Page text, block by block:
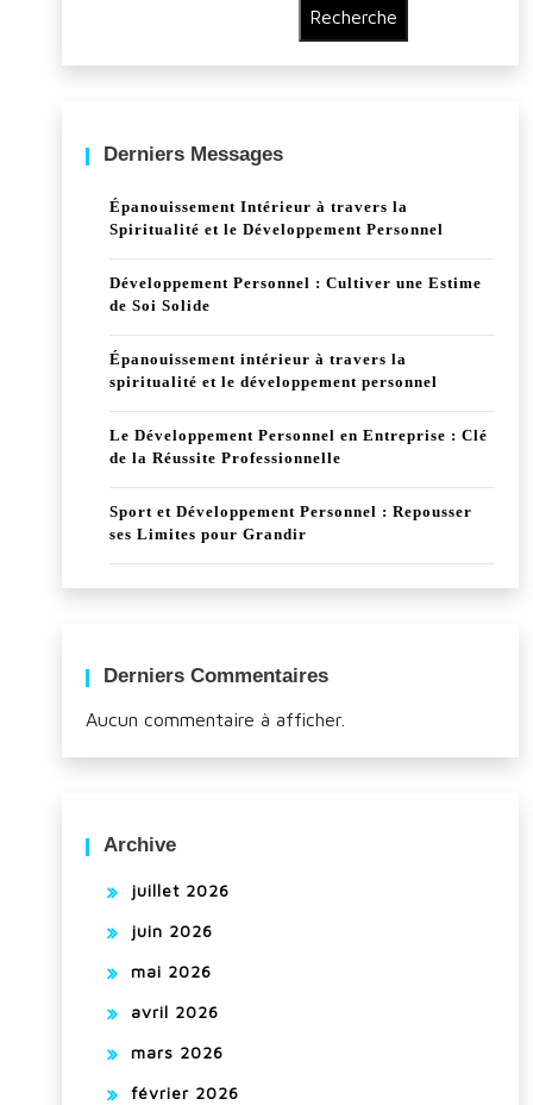
Recherche
Derniers Messages
Épanouissement Intérieur à travers la
Spiritualité et le Développement Personnel
Développement Personnel : Cultiver une Estime
de Soi Solide
Épanouissement intérieur à travers la
spiritualité et le développement personnel
Le Développement Personnel en Entreprise : Clé
de la Réussite Professionnelle
Sport et Développement Personnel : Repousser
ses Limites pour Grandir
Derniers Commentaires
Aucun commentaire à afficher.
Archive
juillet 2026
juin 2026
mai 2026
avril 2026
mars 2026
février 2026